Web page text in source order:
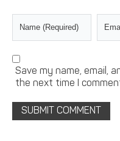
Save my name, email,
the next time I